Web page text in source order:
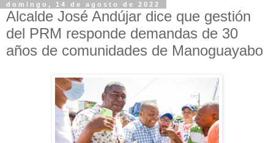
domingo, 14 de agosto de 2022
Alcalde José Andújar dice que gestión
del PRM responde demandas de 30
años de comunidades de Manoguayabo